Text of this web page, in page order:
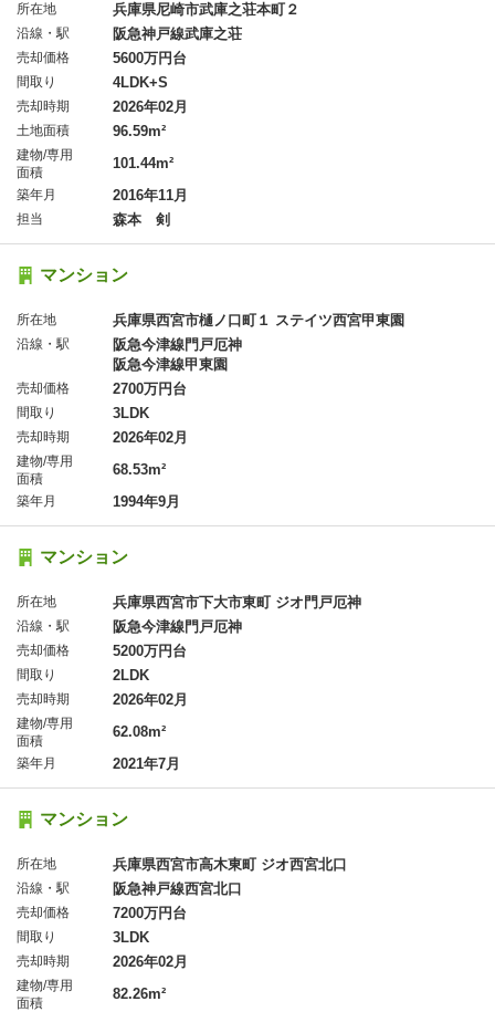
所在地 兵庫県尼崎市武庫之荘本町２
沿線・駅 阪急神戸線武庫之荘
売却価格 5600万円台
間取り 4LDK+S
売却時期 2026年02月
土地面積 96.59m²
建物/専用
面積
101.44m²
築年月 2016年11月
担当 森本 剣
マンション
所在地 兵庫県西宮市樋ノ口町１ ステイツ西宮甲東園
沿線・駅
阪急今津線門戸厄神
阪急今津線甲東園
売却価格 2700万円台
間取り 3LDK
売却時期 2026年02月
建物/専用
面積
68.53m²
築年月 1994年9月
マンション
所在地 兵庫県西宮市下大市東町 ジオ門戸厄神
沿線・駅 阪急今津線門戸厄神
売却価格 5200万円台
間取り 2LDK
売却時期 2026年02月
建物/専用
面積
62.08m²
築年月 2021年7月
マンション
所在地 兵庫県西宮市高木東町 ジオ西宮北口
沿線・駅 阪急神戸線西宮北口
売却価格 7200万円台
間取り 3LDK
売却時期 2026年02月
建物/専用
面積
82.26m²